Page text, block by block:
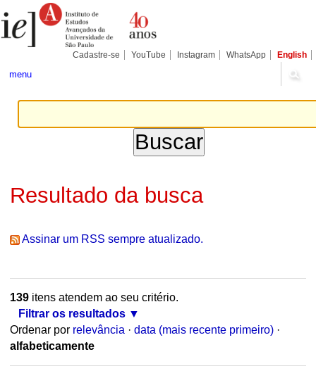
para
conteúdo.
Pessoais
Cadastre-se YouTube Instagram WhatsApp English
menu
Resultado da busca
Assinar um RSS sempre atualizado.
139itens atendem ao seu critério.
Filtrar os resultados
Ordenar por relevância · data (mais recente primeiro) ·
alfabeticamente